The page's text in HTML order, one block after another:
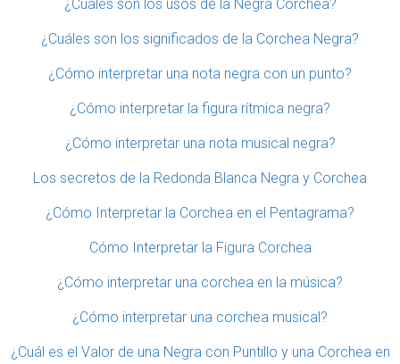
¿Cuáles son los usos de la Negra Corchea?
¿Cuáles son los significados de la Corchea Negra?
¿Cómo interpretar una nota negra con un punto?
¿Cómo interpretar la figura rítmica negra?
¿Cómo interpretar una nota musical negra?
Los secretos de la Redonda Blanca Negra y Corchea
¿Cómo Interpretar la Corchea en el Pentagrama?
Cómo Interpretar la Figura Corchea
¿Cómo interpretar una corchea en la música?
¿Cómo interpretar una corchea musical?
¿Cuál es el Valor de una Negra con Puntillo y una Corchea en